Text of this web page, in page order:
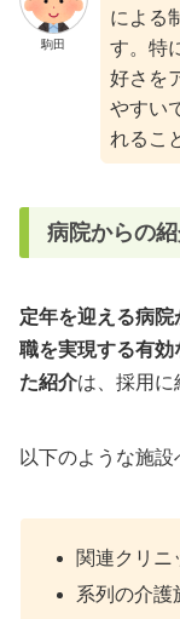
駒田
による
す。特
好さを
やすい
れるこ
病院からの
定年を迎える病
職を実現する有効
た紹介は、採用に
以下のような施設
関連クリニ
系列の介護